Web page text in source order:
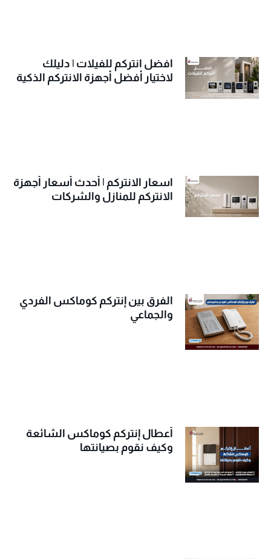
افضل انتركم للفيلات | دليلك
لاختيار أفضل أجهزة الانتركم الذكية
اسعار الانتركم | أحدث أسعار أجهزة
الانتركم للمنازل والشركات
الفرق بين إنتركم كوماكس الفردي
والجماعي
أعطال إنتركم كوماكس الشائعة
وكيف نقوم بصيانتها